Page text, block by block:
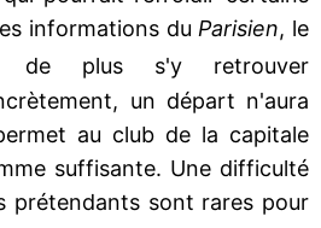
informations du Parisien, le
de plus s'y retrouver
un départ n'aura
au club de la capitale
suffisante. Une difficulté
prétendants sont rares pour